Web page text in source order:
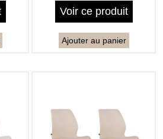
Voir ce produit
Ajouter au panier